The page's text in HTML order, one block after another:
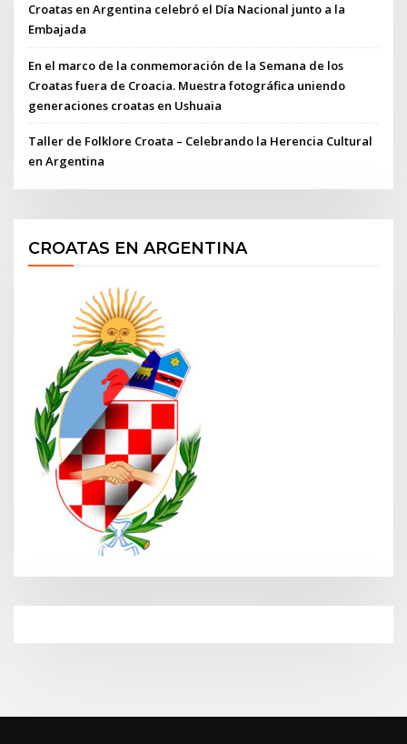
Croatas en Argentina celebró el Día Nacional junto a la
Embajada
En el marco de la conmemoración de la Semana de los
Croatas fuera de Croacia. Muestra fotográfica uniendo
generaciones croatas en Ushuaia
Taller de Folklore Croata – Celebrando la Herencia Cultural
en Argentina
CROATAS EN ARGENTINA